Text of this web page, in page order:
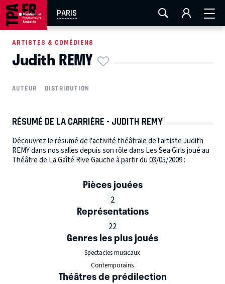
PARIS
AIX-MARSEILLE LA ROCHELLE
EN TOURNÉE
ARTISTES & COMÉDIENS
Judith REMY
AUTEUR DISTRIBUTION
RÉSUMÉ DE LA CARRIÈRE - JUDITH REMY
Découvrez le résumé de l'activité théâtrale de l'artiste Judith
REMY dans nos salles depuis son rôle dans Les Sea Girls joué au
Théâtre de La Gaîté Rive Gauche à partir du 03/05/2009 :
Pièces jouées
2
Représentations
22
Genres les plus joués
Spectacles musicaux
Contemporains
Théâtres de prédilection